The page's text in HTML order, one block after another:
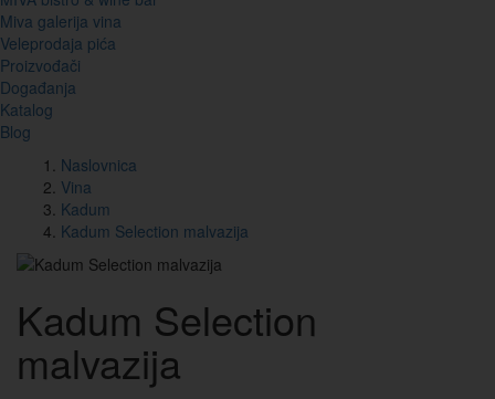
Miva galerija vina
Veleprodaja pića
Proizvođači
Događanja
Katalog
Blog
Naslovnica
Vina
Kadum
Kadum Selection malvazija
Kadum Selection
malvazija